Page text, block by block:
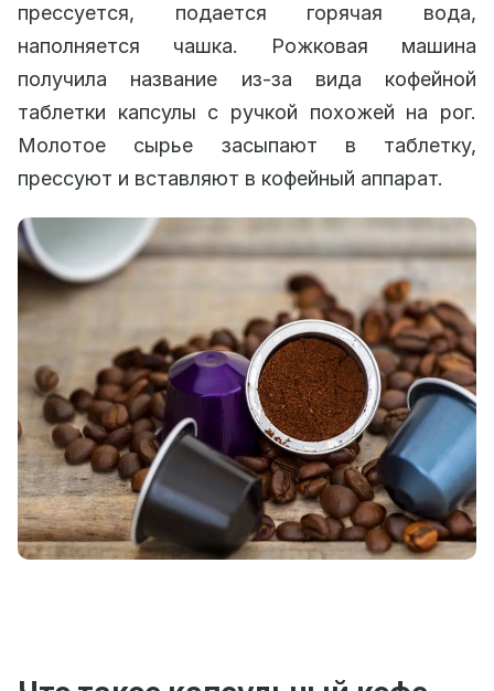
прессуется, подается горячая вода,
наполняется чашка. Рожковая машина
получила название из-за вида кофейной
таблетки капсулы с ручкой похожей на рог.
Молотое сырье засыпают в таблетку,
прессуют и вставляют в кофейный аппарат.